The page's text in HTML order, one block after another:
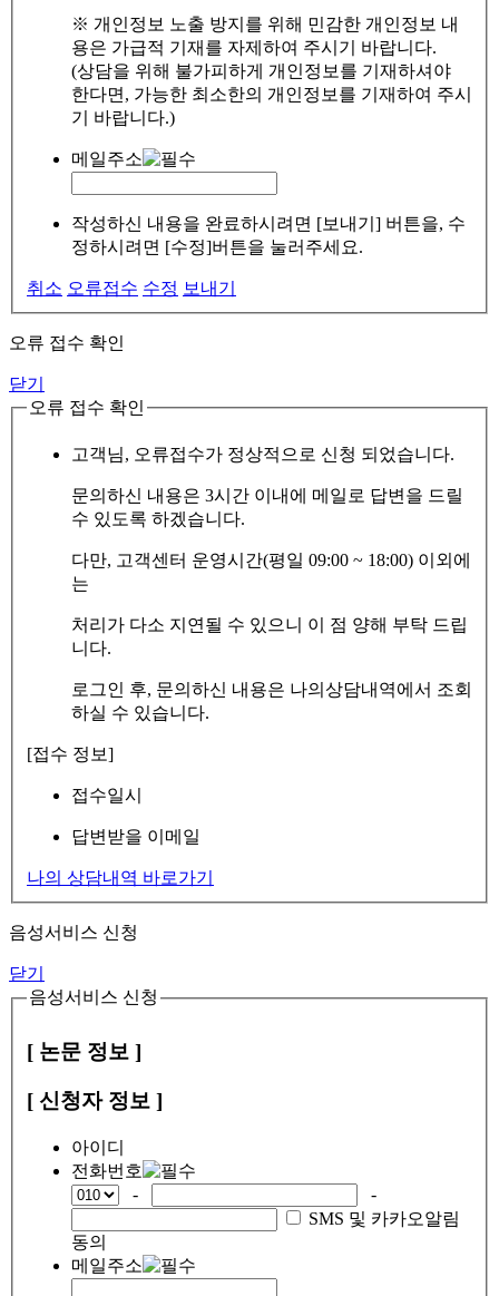
※ 개인정보 노출 방지를 위해 민감한 개인정보 내
용은 가급적 기재를 자제하여 주시기 바랍니다.
(상담을 위해 불가피하게 개인정보를 기재하셔야
한다면, 가능한 최소한의 개인정보를 기재하여 주시
기 바랍니다.)
메일주소
작성하신 내용을 완료하시려면 [보내기] 버튼을, 수
정하시려면 [수정]버튼을 눌러주세요.
취소 오류접수 수정 보내기
오류 접수 확인
닫기
오류 접수 확인
고객님, 오류접수가 정상적으로 신청 되었습니다.
문의하신 내용은 3시간 이내에 메일로 답변을 드릴
수 있도록 하겠습니다.
다만, 고객센터 운영시간(평일 09:00 ~ 18:00) 이외에
는
처리가 다소 지연될 수 있으니 이 점 양해 부탁 드립
니다.
로그인 후, 문의하신 내용은 나의상담내역에서 조회
하실 수 있습니다.
[접수 정보]
접수일시
답변받을 이메일
나의 상담내역 바로가기
음성서비스 신청
닫기
음성서비스 신청
[ 논문 정보 ]
[ 신청자 정보 ]
아이디
전화번호
-
-
SMS 및 카카오알림
동의
메일주소